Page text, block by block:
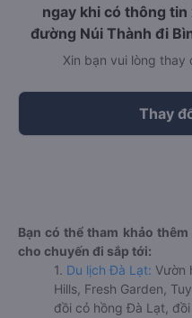
ngay khi có thông
đường Núi Thành đi
Xin bạn vui lòng
Thay
Bạn có thể tham khảo
cho chuyến đi sắp tới:
1. Du lịch Đà Lạt: Vườn
Hills, Fresh Garden,
đồi cỏ hồng Đà Lạt,